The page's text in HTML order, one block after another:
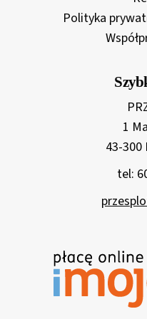
Polityka
1
43-300
tel: